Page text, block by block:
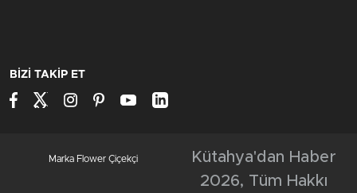
BİZİ TAKİP ET
Marka Flower Çiçekçi
Kütahya'dan Haber
2026, Tüm Hakkı